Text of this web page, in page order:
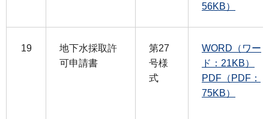
56KB）
19
地下水採取許
可申請書
第27
号様
式
WORD（ワー
ド：21KB）
PDF（PDF：
75KB）